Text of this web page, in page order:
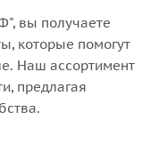
вы получаете
которые помогут
Наш ассортимент
предлагая